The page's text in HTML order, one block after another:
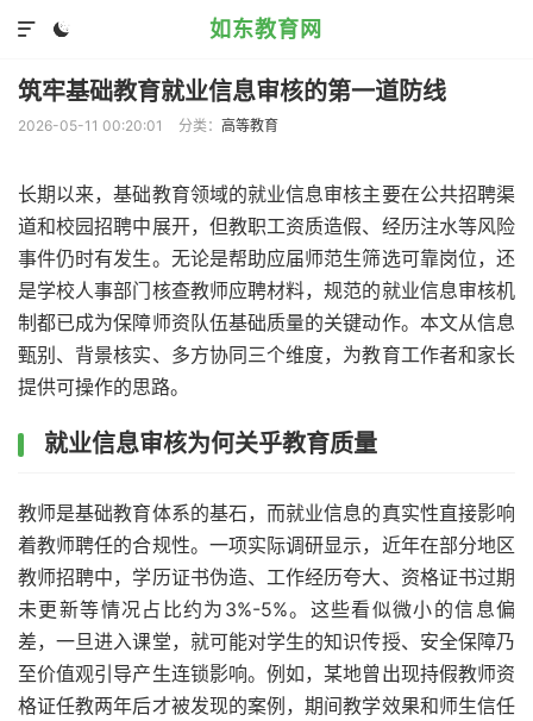
如东教育网


筑牢基础教育就业信息审核的第一道防线
2026-05-11 00:20:01 分类： 高等教育
长期以来，基础教育领域的就业信息审核主要在公共招聘渠
道和校园招聘中展开，但教职工资质造假、经历注水等风险
事件仍时有发生。无论是帮助应届师范生筛选可靠岗位，还
是学校人事部门核查教师应聘材料，规范的就业信息审核机
制都已成为保障师资队伍基础质量的关键动作。本文从信息
甄别、背景核实、多方协同三个维度，为教育工作者和家长
提供可操作的思路。
就业信息审核为何关乎教育质量
教师是基础教育体系的基石，而就业信息的真实性直接影响
着教师聘任的合规性。一项实际调研显示，近年在部分地区
教师招聘中，学历证书伪造、工作经历夸大、资格证书过期
未更新等情况占比约为3%-5%。这些看似微小的信息偏
差，一旦进入课堂，就可能对学生的知识传授、安全保障乃
至价值观引导产生连锁影响。例如，某地曾出现持假教师资
格证任教两年后才被发现的案例，期间教学效果和师生信任